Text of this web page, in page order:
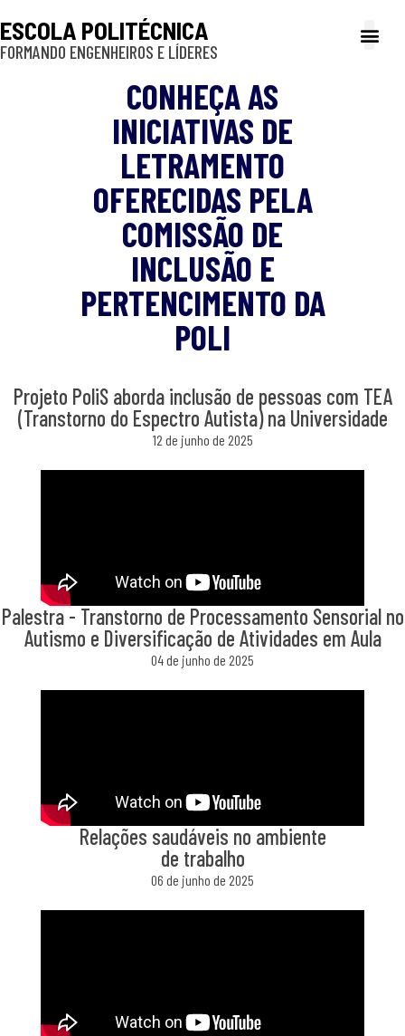
ESCOLA POLITÉCNICA
FORMANDO ENGENHEIROS E LÍDERES
CONHEÇA AS
INICIATIVAS DE
LETRAMENTO
OFERECIDAS PELA
COMISSÃO DE
INCLUSÃO E
PERTENCIMENTO DA
POLI
Projeto PoliS aborda inclusão de pessoas com TEA
(Transtorno do Espectro Autista) na Universidade
12 de junho de 2025
Palestra - Transtorno de Processamento Sensorial no
Autismo e Diversificação de Atividades em Aula
04 de junho de 2025
Relações saudáveis no ambiente
de trabalho
06 de junho de 2025